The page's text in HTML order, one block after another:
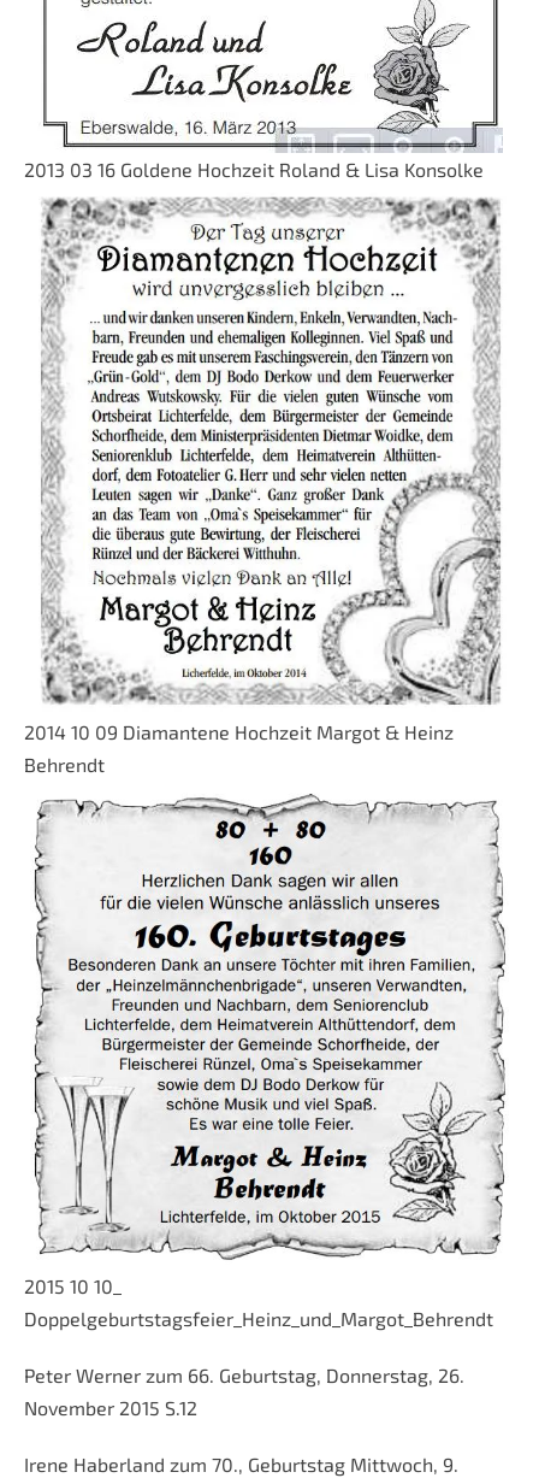
2013 03 16 Goldene Hochzeit Roland & Lisa Konsolke
2014 10 09 Diamantene Hochzeit Margot & Heinz
Behrendt
2015 10 10_
Doppelgeburtstagsfeier_Heinz_und_Margot_Behrendt
Peter Werner zum 66. Geburtstag, Donnerstag, 26.
November 2015 S.12
Irene Haberland zum 70., Geburtstag Mittwoch, 9.